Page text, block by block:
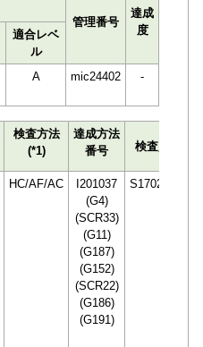
管理番号
達成
度
適合レベ
ル
A mic24402 -
検査方法
(*1)
達成方法
番号
検査員
HC/AF/AC
I201037
(G4)
(SCR33)
(G11)
(G187)
(G152)
(SCR22)
(G186)
(G191)
S170294